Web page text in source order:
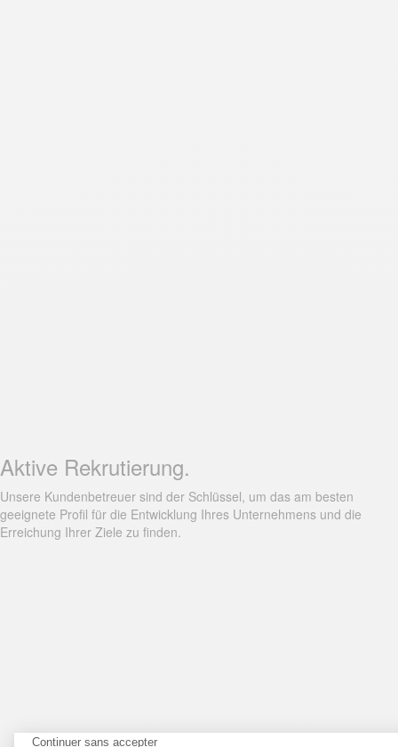
Aktive Rekrutierung.
Unsere Kundenbetreuer sind der Schlüssel, um das am besten
geeignete Profil für die Entwicklung Ihres Unternehmens und die
Erreichung Ihrer Ziele zu finden.